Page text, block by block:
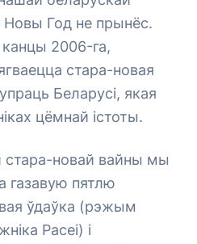
Новы Год не прынёс.
2006-га,
стара-новая
Беларусі, якая
цёмнай істоты.
стара-новай вайны мы
газавую пятлю
ўдаўка (рэжым
Расеі) і